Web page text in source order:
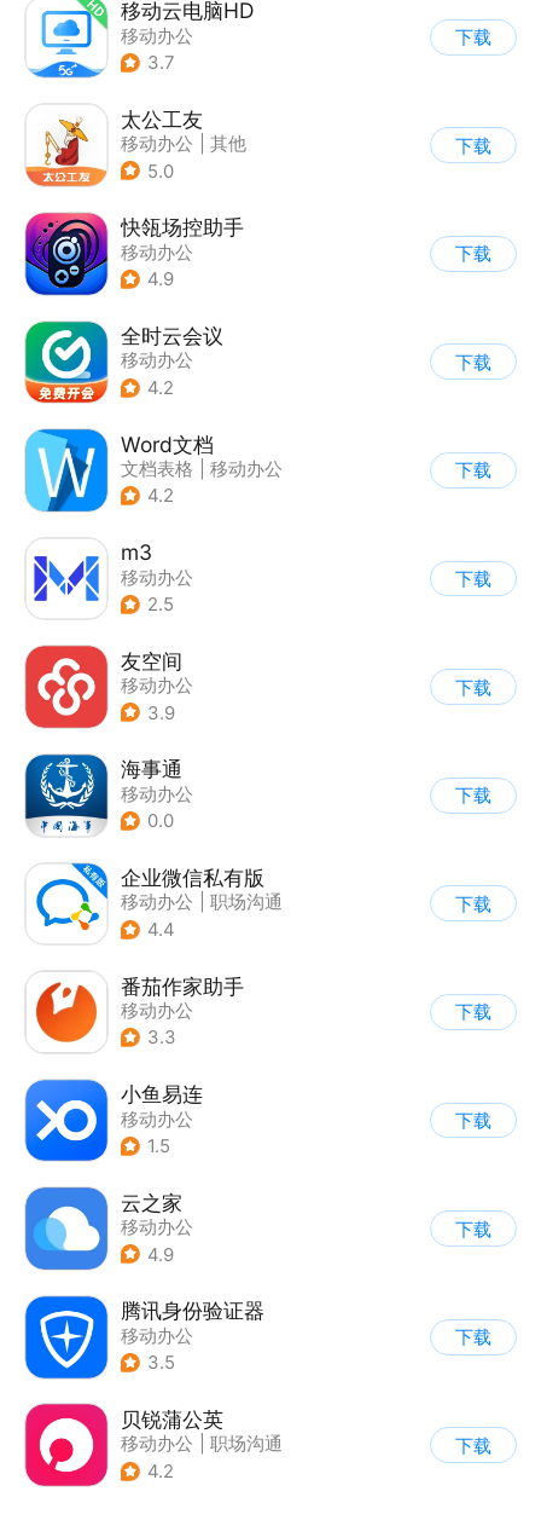
移动云电脑HD
移动办公
3.7
下载
太公工友
移动办公
其他
5.0
下载
快瓴场控助手
移动办公
4.9
下载
全时云会议
移动办公
4.2
下载
Word文档
文档表格
移动办公
4.2
下载
m3
移动办公
2.5
下载
友空间
移动办公
3.9
下载
海事通
移动办公
0.0
下载
企业微信私有版
移动办公
职场沟通
4.4
下载
番茄作家助手
移动办公
3.3
下载
小鱼易连
移动办公
1.5
下载
云之家
移动办公
4.9
下载
腾讯身份验证器
移动办公
3.5
下载
贝锐蒲公英
移动办公
职场沟通
4.2
下载